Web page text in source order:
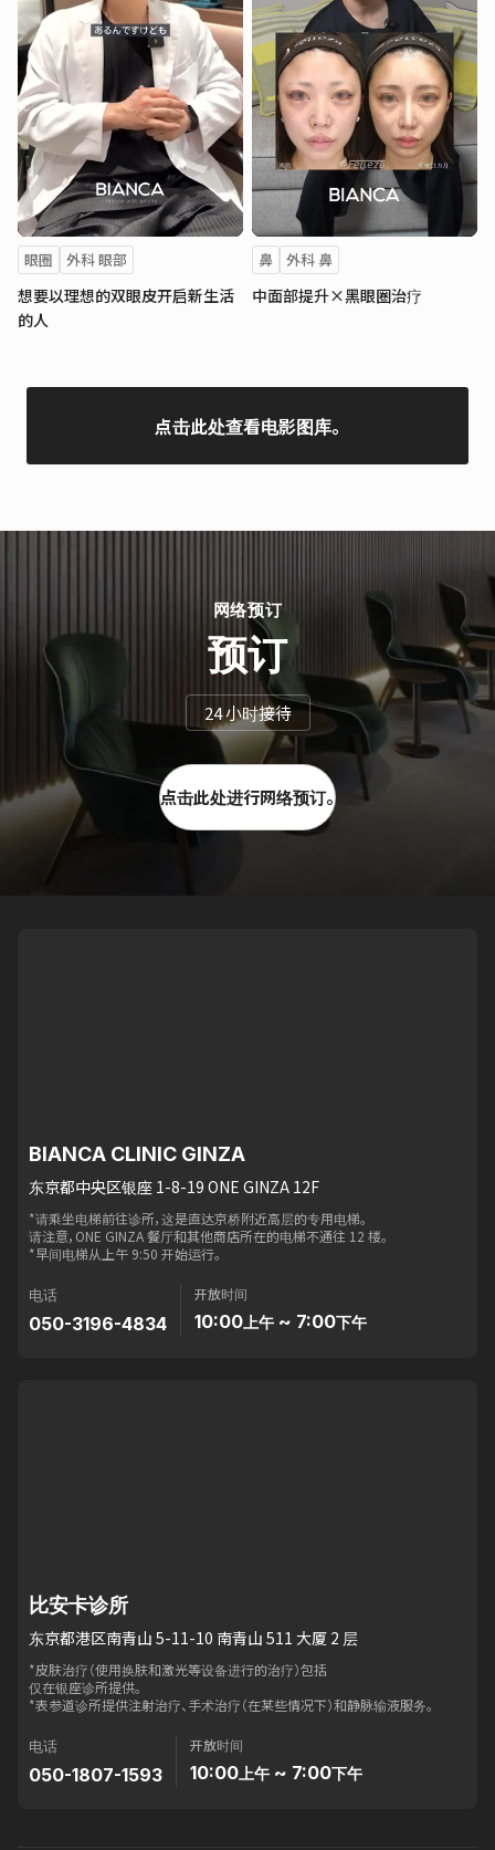
眼圈 外科 眼部
想要以理想的双眼皮开启新生活
的人
鼻 外科 鼻
中面部提升×黑眼圈治疗
点击此处查看电影图库。
网络预订
预订
24 小时接待
点击此处进行网络预订。
BIANCA CLINIC GINZA
东京都中央区银座 1-8-19 ONE GINZA 12F
*请乘坐电梯前往诊所，这是直达京桥附近高层的专用电梯。
请注意，ONE GINZA 餐厅和其他商店所在的电梯不通往 12 楼。
*早间电梯从上午 9:50 开始运行。
电话
050-3196-4834
开放时间
10:00 上午 ~ 7:00下午
比安卡诊所
东京都港区南青山 5-11-10 南青山 511 大厦 2 层
*皮肤治疗（使用换肤和激光等设备进行的治疗）包括
仅在银座诊所提供。
*表参道诊所提供注射治疗、手术治疗（在某些情况下）和静脉输液服务。
电话
050-1807-1593
开放时间
10:00 上午 ~ 7:00下午